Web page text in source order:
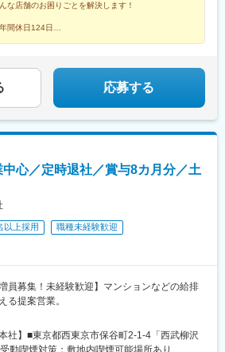
な店舗のお困りごとを解決します！
間休日124日
性営業も活躍中
行直帰OK
応募する
心／定時退社／賞与8カ月分／土
以上採用
職種未経験歓迎
員募集！未経験歓迎】マンションなどの給排
る提案営業。
社】■東京都西東京市保谷町2-1-4「西武柳沢
動喫煙対策：敷地内喫煙可能場所あり